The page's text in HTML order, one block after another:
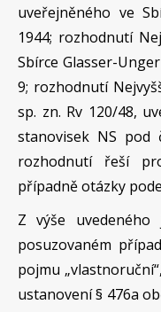
uveřejněného ve
1944; rozhodnutí
Sbírce Glasser-
9; rozhodnutí
sp. zn. Rv 120/48,
stanovisek NS pod
rozhodnutí řeší
případně otázky
Z výše
posuzovaném
pojmu
ustanovení § 476a